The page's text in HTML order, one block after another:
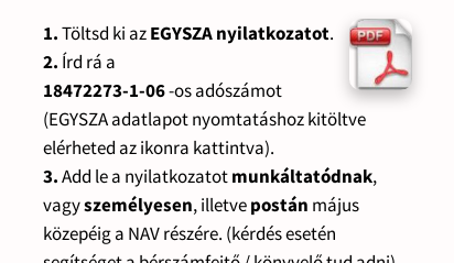
1.Töltsd ki azEGYSZA nyilatkozatot.
2. Írd rá a
18472273-1-06-os adószámot
(EGYSZA adatlapot nyomtatáshoz kitöltve
elérheted az ikonra kattintva).
3.Add le a nyilatkozatotmunkáltatódnak,
vagyszemélyesen, illetvepostán május
közepéig a NAV részére. (kérdés esetén